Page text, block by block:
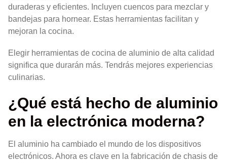
duraderas y eficientes. Incluyen cuencos para mezclar y
bandejas para hornear. Estas herramientas facilitan y
mejoran la cocina.
Elegir herramientas de cocina de aluminio de alta calidad
significa que durarán más. Tendrás mejores experiencias
culinarias.
¿Qué está hecho de aluminio
en la electrónica moderna?
El aluminio ha cambiado el mundo de los dispositivos
electrónicos. Ahora es clave en la fabricación de chasis de